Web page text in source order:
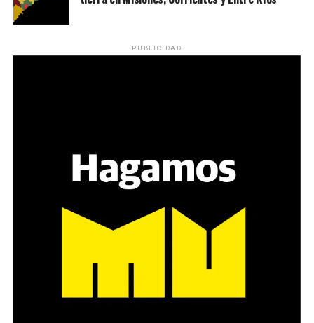
de un videoclip hace poco más de tres semanas en La
Paz, en el que baila una cumbia que compuso la banda
A las seis y cuarto María interrumpió la firma de libros y
Con el ruido de sus botas plateadas inaugurando la
PUBLICIDAD